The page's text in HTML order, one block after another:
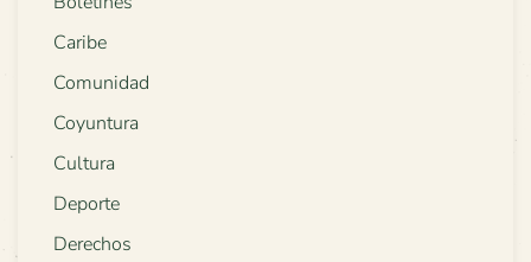
Caribe
Comunidad
Coyuntura
Cultura
Deporte
Derechos